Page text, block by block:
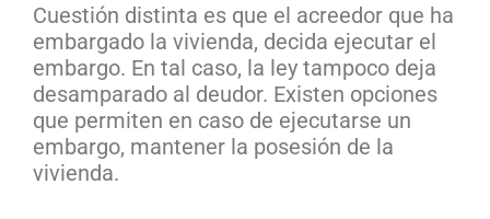
Cuestión distinta es que el acreedor que ha
embargado la vivienda, decida ejecutar el
embargo. En tal caso, la ley tampoco deja
desamparado al deudor. Existen opciones
que permiten en caso de ejecutarse un
embargo, mantener la posesión de la
vivienda.